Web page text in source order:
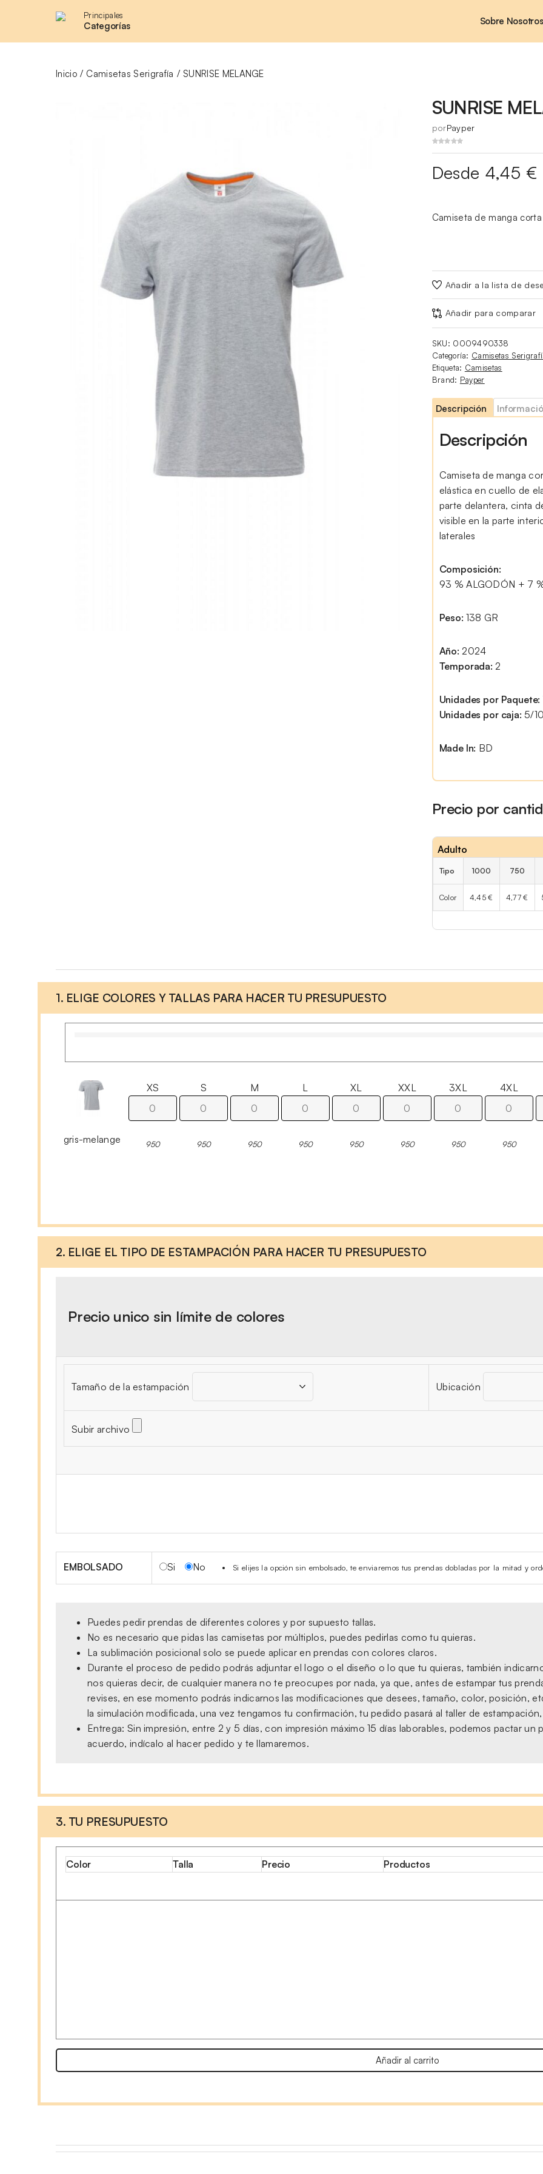
Principales
Categorías Sobre Nosotros
Inicio Camisetas Serigrafía SUNRISE MELANGE
SUNRISE
porPayper
Desde 4,45 €
Camiseta de manga
Añadir a la lista de
Añadir para comparar
SKU: 0009490338
Categoría: Camisetas
Etiqueta: Camisetas
Brand: Payper
Descripción
Descripción
Camiseta de manga
elástica en cuello de
parte delantera, cinta
visible en la parte
laterales
Composición:
93 % ALGODÓN + 7
Peso: 138 GR
Año: 2024
Temporada: 2
Unidades por Paquete:
Unidades por caja: 5/
Made In: BD
Precio por
Adulto
Tipo 1000 750
Color 4,45 € 4,77 €
1. ELIGE COLORES Y TALLAS PARA HACER TU PRESUPUESTO
gris-melange
XS
950
S
950
M
950
L
950
XL
950
XXL
950
3XL
950
4XL
950
2. ELIGE EL TIPO DE ESTAMPACIÓN PARA HACER TU PRESUPUESTO
Precio unico sin límite de colores
Tamaño de la estampación Ubicación
Subir archivo
EMBOLSADO Si No Si elijes la opción sin embolsado, te enviaremos tus prendas dobladas por la mitad y
Puedes pedir prendas de diferentes colores y por supuesto tallas.
No es necesario que pidas las camisetas por múltiplos, puedes pedirlas como tu quieras.
La sublimación posicional solo se puede aplicar en prendas con colores claros.
Durante el proceso de pedido podrás adjuntar el logo o el diseño o lo que tu quieras, también
nos quieras decir, de cualquier manera no te preocupes por nada, ya que, antes de estampar tus
revises, en ese momento podrás indicarnos las modificaciones que desees, tamaño, color, posición,
la simulación modificada, una vez tengamos tu confirmación, tu pedido pasará al taller de
Entrega: Sin impresión, entre 2 y 5 días, con impresión máximo 15 días laborables, podemos pactar
acuerdo, indícalo al hacer pedido y te llamaremos.
3. TU PRESUPUESTO
Color Talla Precio Productos
Añadir al carrito